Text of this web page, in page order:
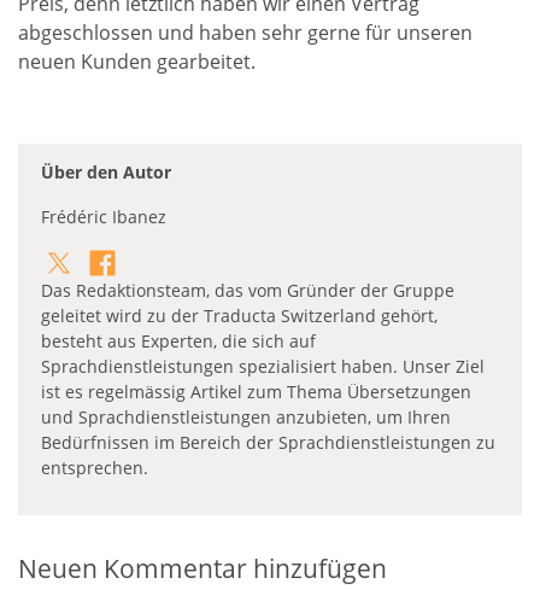
abgeschlossen und haben sehr gerne für unseren
neuen Kunden gearbeitet.
Über den Autor
Frédéric Ibanez
Das Redaktionsteam, das vom Gründer der Gruppe
geleitet wird zu der Traducta Switzerland gehört,
besteht aus Experten, die sich auf
Sprachdienstleistungen spezialisiert haben. Unser Ziel
ist es regelmässig Artikel zum Thema Übersetzungen
und Sprachdienstleistungen anzubieten, um Ihren
Bedürfnissen im Bereich der Sprachdienstleistungen zu
entsprechen.
Neuen Kommentar hinzufügen